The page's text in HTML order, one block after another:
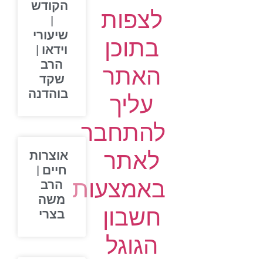
לצפות
בתוכן
האתר
עליך
להתחבר
לאתר
באמצעות
חשבון
הגוגל
הקודש
שיעורי
וידאו |
הרב
שקד
בוהדנה
אוצרות
חיים |
הרב
משה
בצרי